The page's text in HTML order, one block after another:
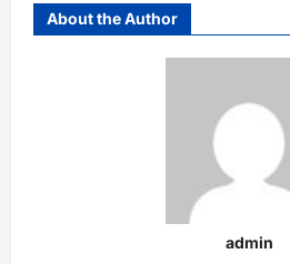
About the Author
admin